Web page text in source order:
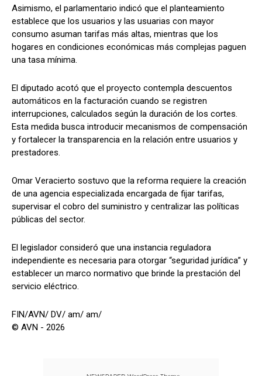
Asimismo, el parlamentario indicó que el planteamiento
establece que los usuarios y las usuarias con mayor
consumo asuman tarifas más altas, mientras que los
hogares en condiciones económicas más complejas paguen
una tasa mínima.
El diputado acotó que el proyecto contempla descuentos
automáticos en la facturación cuando se registren
interrupciones, calculados según la duración de los cortes.
Esta medida busca introducir mecanismos de compensación
y fortalecer la transparencia en la relación entre usuarios y
prestadores.
Omar Veracierto sostuvo que la reforma requiere la creación
de una agencia especializada encargada de fijar tarifas,
supervisar el cobro del suministro y centralizar las políticas
públicas del sector.
El legislador consideró que una instancia reguladora
independiente es necesaria para otorgar “seguridad jurídica” y
establecer un marco normativo que brinde la prestación del
servicio eléctrico.
FIN/AVN/ DV/ am/ am/
© AVN - 2026